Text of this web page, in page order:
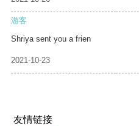
游客
Shriya sent you a frien
2021-10-23
友情链接